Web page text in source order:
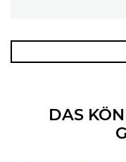
DAS